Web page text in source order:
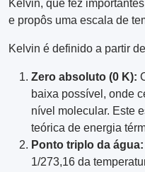
Kelvin, que fez
e propôs uma escala de
Kelvin é definido a partir
Zero absoluto (0 K):
baixa possível, onde
nível molecular. Este
teórica de energia
Ponto triplo da água:
1/273,16 da